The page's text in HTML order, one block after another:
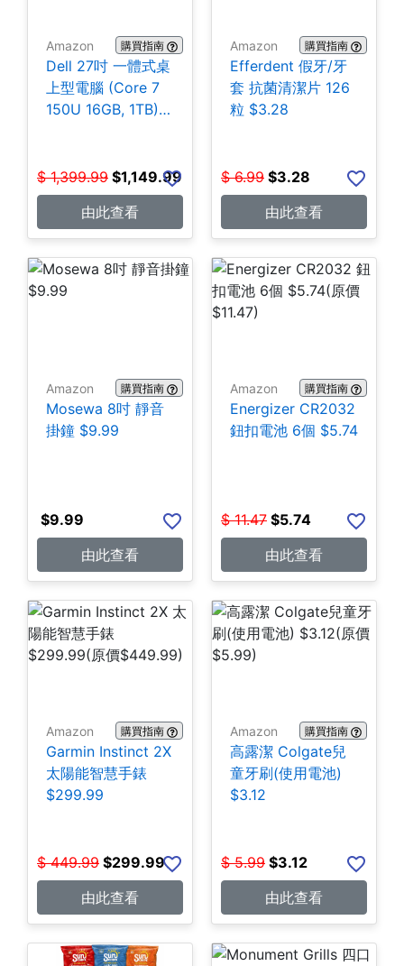
Amazon 購買指南
Dell 27吋 一體式桌
上型電腦 (Core 7
150U 16GB, 1TB)
$ 1,399.99 $1,149.99
由此查看
Amazon 購買指南
Efferdent 假牙/牙
套 抗菌清潔片 126
粒 $3.28
$ 6.99 $3.28
由此查看
Amazon 購買指南
Mosewa 8吋 靜音
掛鐘 $9.99
$9.99
由此查看
Amazon 購買指南
Energizer CR2032
鈕扣電池 6個 $5.74
$ 11.47 $5.74
由此查看
Amazon 購買指南
Garmin Instinct 2X
太陽能智慧手錶
$299.99
$ 449.99 $299.99
由此查看
Amazon 購買指南
高露潔 Colgate兒
童牙刷(使用電池)
$3.12
$ 5.99 $3.12
由此查看